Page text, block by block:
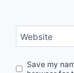
Website
Save my